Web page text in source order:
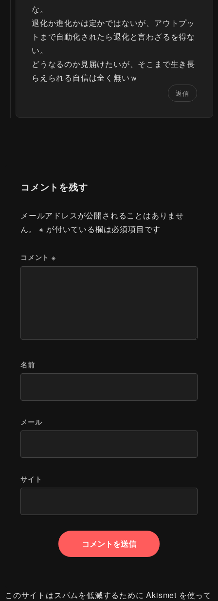
な。
退化か進化かは定かではないが、アウトプッ
トまで自動化されたら退化と言わざるを得な
い。
どうなるのか見届けたいが、そこまで生き長
らえられる自信は全く無いｗ
返信
コメントを残す
メールアドレスが公開されることはありませ
ん。
※ が付いている欄は必須項目です
コメント ※
名前
メール
サイト
このサイトはスパムを低減するために Akismet を使って